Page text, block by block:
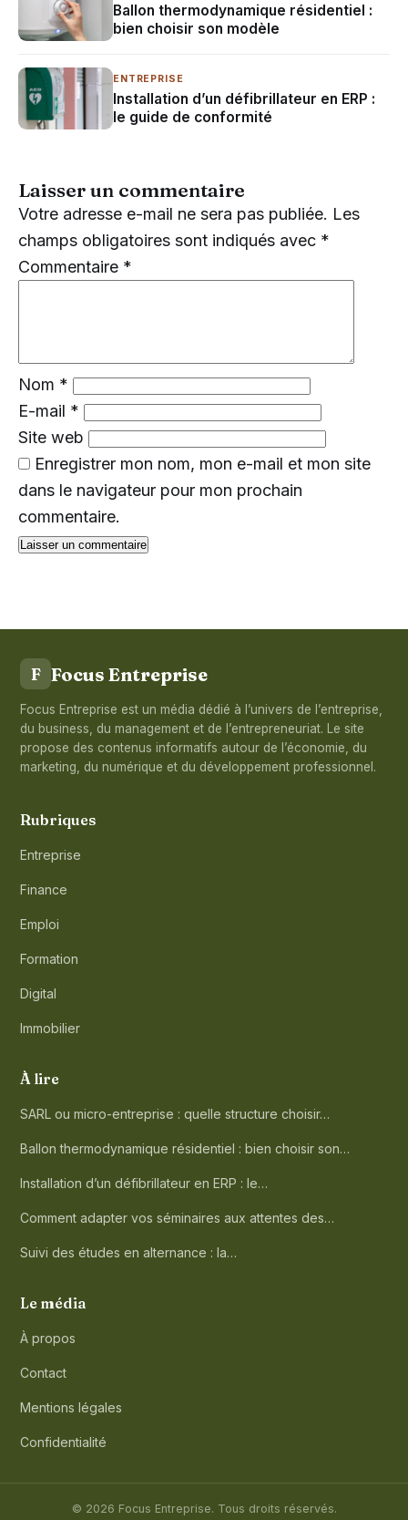
Ballon thermodynamique résidentiel :
bien choisir son modèle
ENTREPRISE
Installation d’un défibrillateur en ERP :
le guide de conformité
Laisser un commentaire
Votre adresse e-mail ne sera pas publiée. Les
champs obligatoires sont indiqués avec *
Commentaire *
Nom *
E-mail *
Site web
Enregistrer mon nom, mon e-mail et mon site
dans le navigateur pour mon prochain
commentaire.
F Focus Entreprise
Focus Entreprise est un média dédié à l’univers de l’entreprise,
du business, du management et de l’entrepreneuriat. Le site
propose des contenus informatifs autour de l’économie, du
marketing, du numérique et du développement professionnel.
Rubriques
Entreprise
Finance
Emploi
Formation
Digital
Immobilier
À lire
SARL ou micro-entreprise : quelle structure choisir…
Ballon thermodynamique résidentiel : bien choisir son…
Installation d’un défibrillateur en ERP : le…
Comment adapter vos séminaires aux attentes des…
Suivi des études en alternance : la…
Le média
À propos
Contact
Mentions légales
Confidentialité
© 2026 Focus Entreprise. Tous droits réservés.